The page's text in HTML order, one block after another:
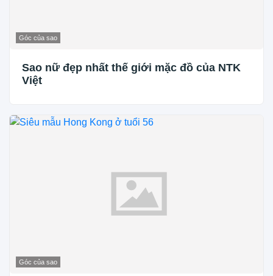
Góc của sao
Sao nữ đẹp nhất thế giới mặc đồ của NTK
Việt
Góc của sao